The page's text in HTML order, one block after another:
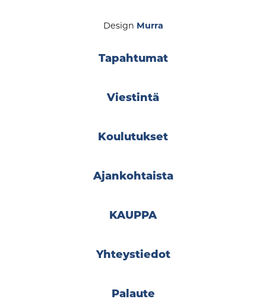
Design Murra
Tapahtumat
Viestintä
Koulutukset
Ajankohtaista
KAUPPA
Yhteystiedot
Palaute